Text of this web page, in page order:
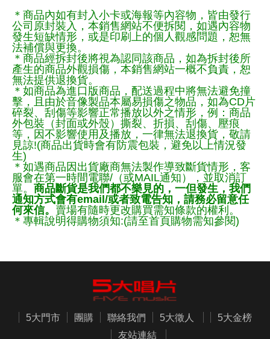
＊商品內如有封入小卡或海報等內容物，皆由發行
公司原封裝入，本銷售網站不便拆閱，如遇內容物
發生短缺情形，或是印刷上的個人觀感問題，恕無
法補償與更換。
＊商品經拆封後將視為認同該商品，如為拆封後所
產生的商品外觀損傷，本銷售網站一概不負責，恕
無法提供退換貨。
＊如商品為進口版商品，配送過程中將無法避免撞
擊，且由於音像製品本屬易損傷之物品，如為CD片
碎裂、刮傷等影響正常播放以外之情形，例：商品
外包裝（封面或外殼）撕裂、折損、刮傷、壓痕
等，因不影響使用及播放，一律無法退換貨，敬請
見諒!(商品出貨時會有防震包裝，避免以上情況發
生)
＊如遇商品因出貨廠商無法製作導致斷貨情形，客
服會在第一時間電聯/（或MAIL通知），並取消訂
單。 商品斷貨是我們都不樂見的，一但發生，我們
通知方式會有email/或者致電告知，請務必留意任
何來信。 賣場有隨時更改購買需知條款的權利。
＊專輯說明得購物須知:(請至首頁購物需知參閱)
5大門市 團購 聯絡我們 5大徵人
5大金榜
友站連結